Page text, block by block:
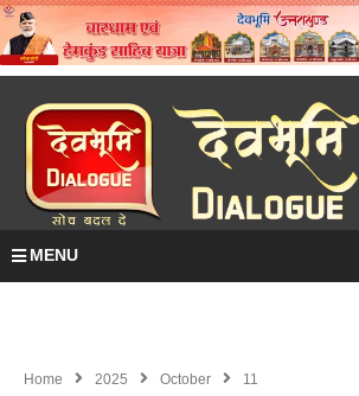
MENU
Home 2025 October 11